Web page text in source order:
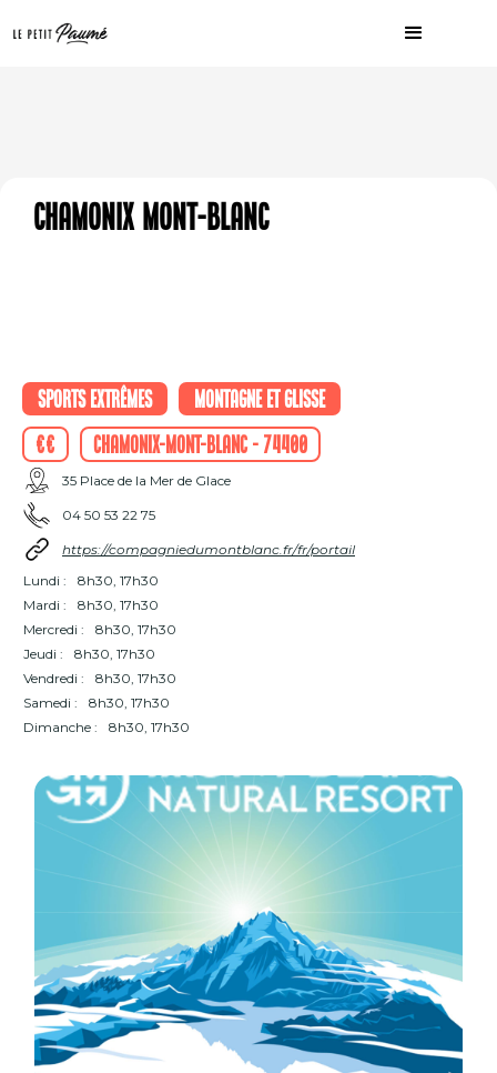
Chamonix Mont-Blanc
Sports extrêmes
Montagne et glisse
€€
Chamonix-Mont-Blanc - 74400
35 Place de la Mer de Glace
04 50 53 22 75
https://compagniedumontblanc.fr/fr/portail
Lundi :
8h30, 17h30
Mardi :
8h30, 17h30
Mercredi :
8h30, 17h30
Jeudi :
8h30, 17h30
Vendredi :
8h30, 17h30
Samedi :
8h30, 17h30
Dimanche :
8h30, 17h30